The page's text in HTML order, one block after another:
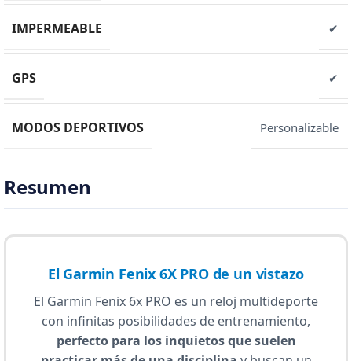
IMPERMEABLE ✔
GPS ✔
MODOS DEPORTIVOS Personalizable
Resumen
El Garmin Fenix 6X PRO de un vistazo
El Garmin Fenix 6x PRO es un reloj multideporte
con infinitas posibilidades de entrenamiento,
perfecto para los inquietos que suelen